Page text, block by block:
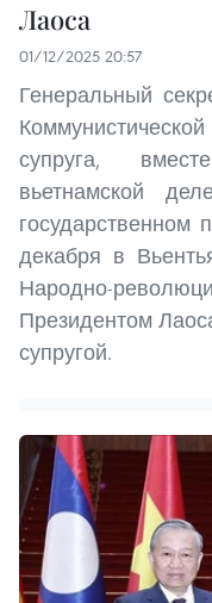
Лаоса
01/12/2025 20:57
Генеральный
супруга,
вьетнамской
государственном
декабря в
Народно-
Президентом
супругой.